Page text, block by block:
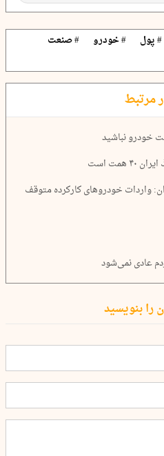
# پول # خودرو
# صنعت
مرتبط
خودرو نباشید
است
واردات خودروهای کارکرده متوقف
عادی نمی‌شود
را بنویسید